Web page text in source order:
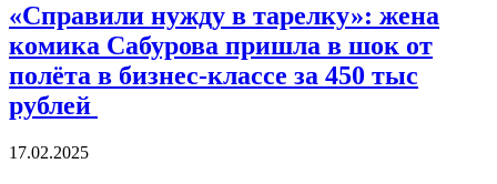
«Справили нужду в тарелку»: жена
комика Сабурова пришла в шок от
полёта в бизнес-классе за 450 тыс
рублей
17.02.2025